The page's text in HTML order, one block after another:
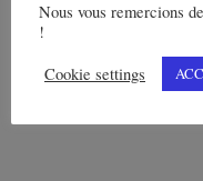
durable et
quartier du Bois
Nous vous remercions
!
Cookie settings